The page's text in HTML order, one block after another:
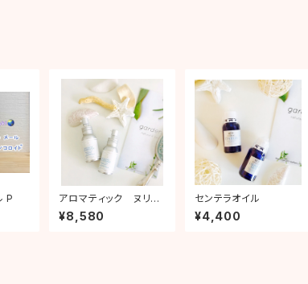
P
アロマティック ヌリサ
ン
¥8,580
センテラオイル
¥4,400